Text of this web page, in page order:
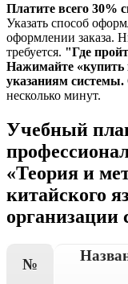
Платите всего 30%
Указать способ
оформлении заказа.
требуется. "Где
Нажимайте «купить
указаниям системы.
несколько минут.
Учебный
«Теория и
китайского
№